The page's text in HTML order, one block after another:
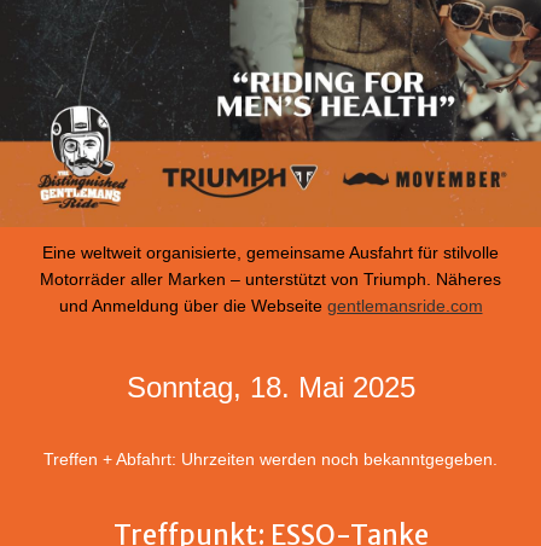
Eine weltweit organisierte, gemeinsame Ausfahrt für stilvolle
Motorräder aller Marken – unterstützt von Triumph. Näheres
und Anmeldung über die Webseite gentlemansride.com
Sonntag, 18. Mai 2025
Treffen + Abfahrt: Uhrzeiten werden noch bekanntgegeben.
Treffpunkt: ESSO-Tanke